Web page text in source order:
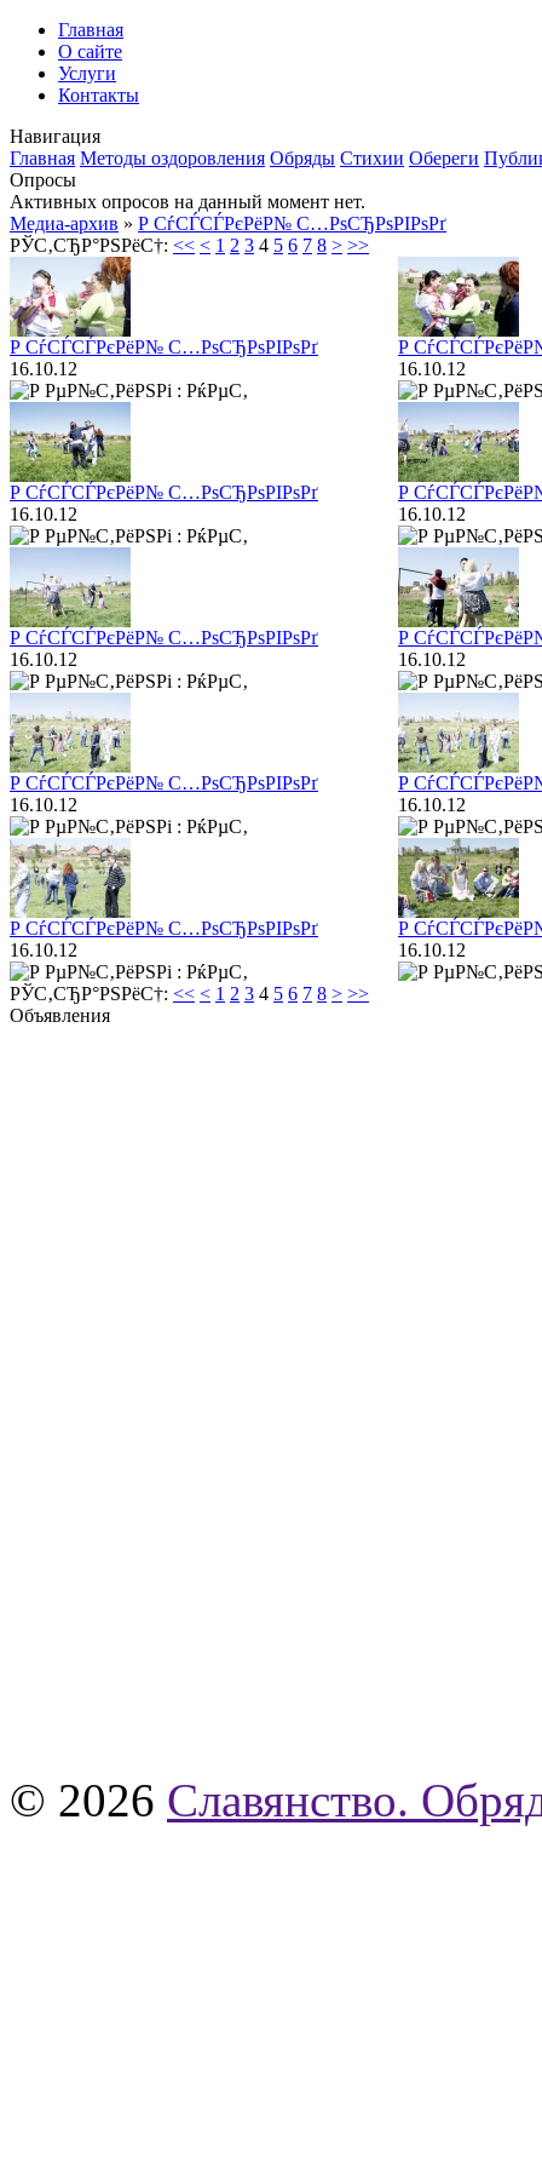
Главная
О сайте
Услуги
Контакты
Навигация
Главная Методы оздоровления Обряды Стихии Обереги
Опросы
Активных опросов на данный момент нет.
Медиа-архив » Р СѓСЃСЃРєРёР№ С…РѕСЂРѕРІРѕРґ
РЎС‚СЂР°РЅРёС†: << < 1 2 3 4 5 6 7 8 > >>
Р СѓСЃСЃРєРёР№ С…РѕСЂРѕРІРѕРґ
16.10.12
Р
16.10.12
Р СѓСЃСЃРєРёР№ С…РѕСЂРѕРІРѕРґ
16.10.12
Р
16.10.12
Р СѓСЃСЃРєРёР№ С…РѕСЂРѕРІРѕРґ
16.10.12
Р
16.10.12
Р СѓСЃСЃРєРёР№ С…РѕСЂРѕРІРѕРґ
16.10.12
Р
16.10.12
Р СѓСЃСЃРєРёР№ С…РѕСЂРѕРІРѕРґ
16.10.12
Р
16.10.12
РЎС‚СЂР°РЅРёС†: << < 1 2 3 4 5 6 7 8 > >>
Объявления
© 2026 Славянство.